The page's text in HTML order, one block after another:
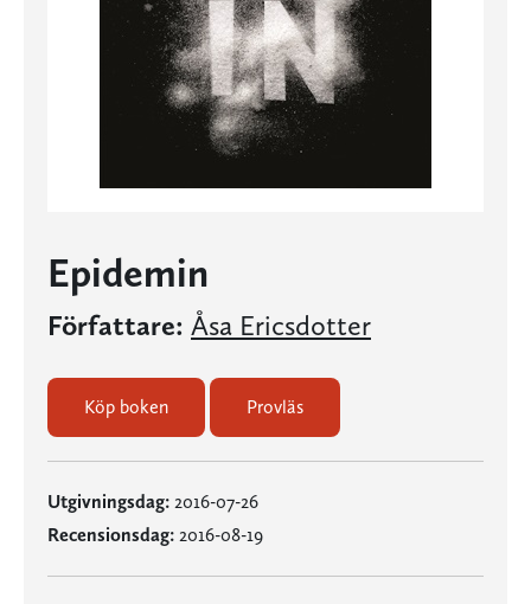
Epidemin
Författare: Åsa Ericsdotter
Köp boken Provläs
Utgivningsdag: 2016-07-26
Recensionsdag: 2016-08-19